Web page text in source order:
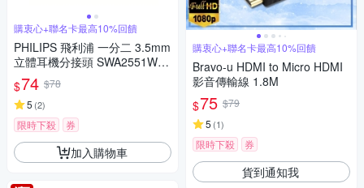
購衷心+聯名卡最高10%回饋
PHILIPS 飛利浦 一分二 3.5mm
立體耳機分接頭 SWA2551W/1
$74 $78
5 (2)
限時下殺 券
加入購物車
購衷心+聯名卡最高10%回饋
Bravo-u HDMI to Micro HDMI
影音傳輸線 1.8M
$75 $79
5 (1)
限時下殺 券
貨到通知我